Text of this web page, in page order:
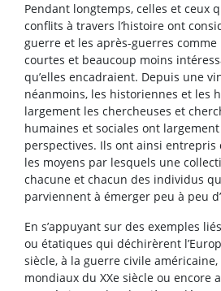
Pendant longtemps, celles et ceux
conflits à travers l’histoire ont
guerre et les après-guerres
courtes et beaucoup moins
qu’elles encadraient. Depuis une
néanmoins, les historiennes et les
largement les chercheuses et
humaines et sociales ont largement
perspectives. Ils ont ainsi entrepris
les moyens par lesquels une
chacune et chacun des individus
parviennent à émerger peu à peu
En s’appuyant sur des exemples
ou étatiques qui déchirèrent
siècle, à la guerre civile
mondiaux du XXe siècle ou encore